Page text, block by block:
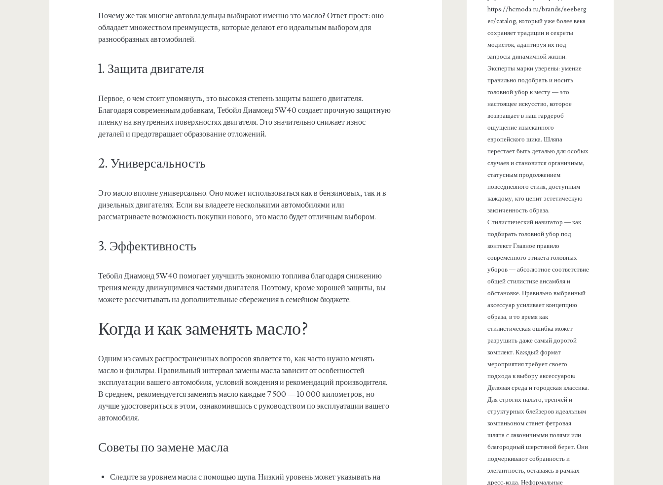
Почему же так многие автовладельцы выбирают именно это масло? Ответ прост: оно
обладает множеством преимуществ, которые делают его идеальным выбором для
разнообразных автомобилей.
1. Защита двигателя
Первое, о чем стоит упомянуть, это высокая степень защиты вашего двигателя.
Благодаря современным добавкам, Тебойл Диамонд 5W40 создает прочную защитную
пленку на внутренних поверхностях двигателя. Это значительно снижает износ
деталей и предотвращает образование отложений.
2. Универсальность
Это масло вполне универсально. Оно может использоваться как в бензиновых, так и в
дизельных двигателях. Если вы владеете несколькими автомобилями или
рассматриваете возможность покупки нового, это масло будет отличным выбором.
3. Эффективность
Тебойл Диамонд 5W40 помогает улучшить экономию топлива благодаря снижению
трения между движущимися частями двигателя. Поэтому, кроме хорошей защиты, вы
можете рассчитывать на дополнительные сбережения в семейном бюджете.
Когда и как заменять масло?
Одним из самых распространенных вопросов является то, как часто нужно менять
масло и фильтры. Правильный интервал замены масла зависит от особенностей
эксплуатации вашего автомобиля, условий вождения и рекомендаций производителя.
В среднем, рекомендуется заменять масло каждые 7 500 — 10 000 километров, но
лучше удостовериться в этом, ознакомившись с руководством по эксплуатации вашего
автомобиля.
Советы по замене масла
Следите за уровнем масла с помощью щупа. Низкий уровень может указывать на
https://hcmoda.ru/brands/seeberg
er/catalog, который уже более века
сохраняет традиции и секреты
модисток, адаптируя их под
запросы динамичной жизни.
Эксперты марки уверены: умение
правильно подобрать и носить
головной убор к месту — это
настоящее искусство, которое
возвращает в наш гардероб
ощущение изысканного
европейского шика. Шляпа
перестает быть деталью для особых
случаев и становится органичным,
статусным продолжением
повседневного стиля, доступным
каждому, кто ценит эстетическую
законченность образа.
Стилистический навигатор — как
подбирать головной убор под
контекст Главное правило
современного этикета головных
уборов — абсолютное соответствие
общей стилистике ансамбля и
обстановке. Правильно выбранный
аксессуар усиливает концепцию
образа, в то время как
стилистическая ошибка может
разрушить даже самый дорогой
комплект. Каждый формат
мероприятия требует своего
подхода к выбору аксессуаров:
Деловая среда и городская классика.
Для строгих пальто, тренчей и
структурных блейзеров идеальным
компаньоном станет фетровая
шляпа с лаконичными полями или
благородный шерстяной берет. Они
подчеркивают собранность и
элегантность, оставаясь в рамках
дресс-кода. Неформальные